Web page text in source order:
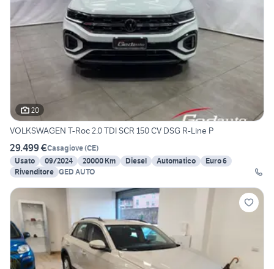
20
VOLKSWAGEN T-Roc 2.0 TDI SCR 150 CV DSG R-Line P
29.499 €Casagiove(CE)
Usato
09/2024 20000 Km Diesel Automatico
Euro 6
Rivenditore GED AUTO